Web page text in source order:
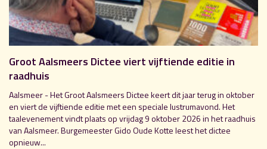
Groot Aalsmeers Dictee viert vijftiende editie in
raadhuis
Aalsmeer - Het Groot Aalsmeers Dictee keert dit jaar terug in oktober
en viert de vijftiende editie met een speciale lustrumavond. Het
taalevenement vindt plaats op vrijdag 9 oktober 2026 in het raadhuis
van Aalsmeer. Burgemeester Gido Oude Kotte leest het dictee
opnieuw...